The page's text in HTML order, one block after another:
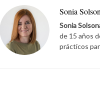
Sonia
Sonia
de 15 años
prácticos